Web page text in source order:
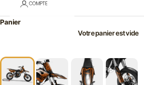
COMPTE
Panier
Votre panier est vide